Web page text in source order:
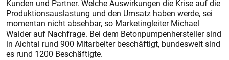
Kunden und Partner. Welche Auswirkungen die Krise auf die
Produktionsauslastung und den Umsatz haben werde, sei
momentan nicht absehbar, so Marketingleiter Michael
Walder auf Nachfrage. Bei dem Betonpumpenhersteller sind
in Aichtal rund 900 Mitarbeiter beschäftigt, bundesweit sind
es rund 1200 Beschäftigte.